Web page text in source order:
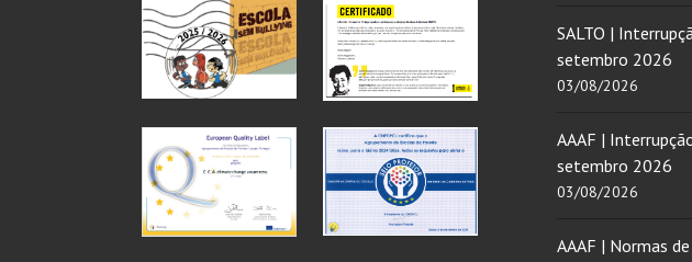
SALTO |
setembro 2026
03/08/2026
AAAF |
setembro 2026
03/08/2026
AAAF | Normas